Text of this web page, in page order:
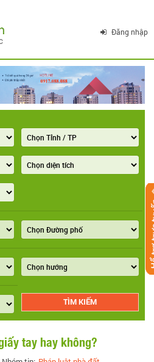
Đăng nhập
tay hay không?